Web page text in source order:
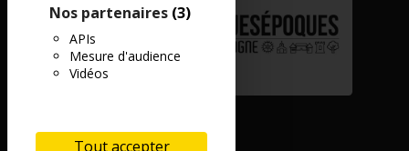
Nos partenaires (3)
APIs
Mesure d'audience
Vidéos
Tout accepter